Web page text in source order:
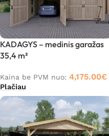
KADAGYS – medinis garažas
35,4 m²
Kaina be PVM nuo: 4,175.00€
Plačiau